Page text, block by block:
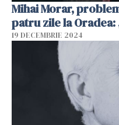
Mihai Morar,
patru zile la
19 DECEMBRIE 2024